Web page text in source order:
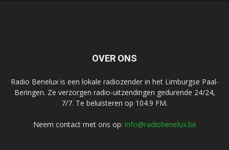
OVER ONS
Radio Benelux is een lokale radiozender in het Limburgse Paal-
Beringen. Ze verzorgen radio-uitzendingen gedurende 24/24,
7/7. Te beluisteren op 104.9 FM.
Neem contact met ons op: info@radiobenelux.be